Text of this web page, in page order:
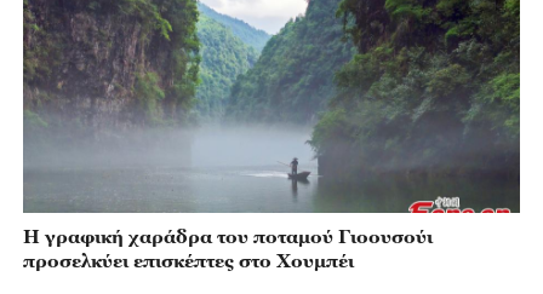
Η γραφική χαράδρα του ποταμού Γιοουσούι
προσελκύει επισκέπτες στο Χουμπέι